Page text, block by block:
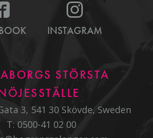
INSTAGRAM
STÖRSTA
3, 541 30 Skövde, Sweden
T: 0500-41 02 00